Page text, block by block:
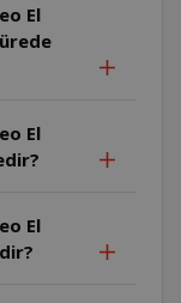
El
El
El